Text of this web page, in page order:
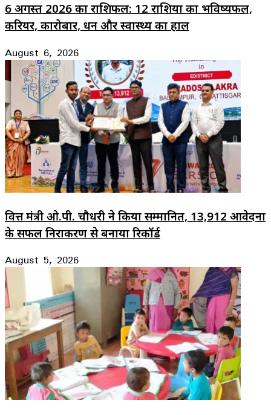
6 अगस्त 2026 का राशिफल: 12 राशियों का भविष्यफल,
करियर, कारोबार, धन और स्वास्थ्य का हाल
August 6, 2026
वित्त मंत्री ओ.पी. चौधरी ने किया सम्मानित, 13,912 आवेदनों
के सफल निराकरण से बनाया रिकॉर्ड
August 5, 2026